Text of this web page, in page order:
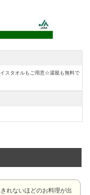
スタオルもご用意☆湯籠も無料で
れないほどのお料理が出